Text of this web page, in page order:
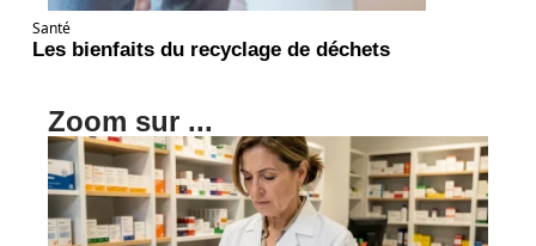
Santé
Les bienfaits du recyclage de déchets
Zoom sur ...